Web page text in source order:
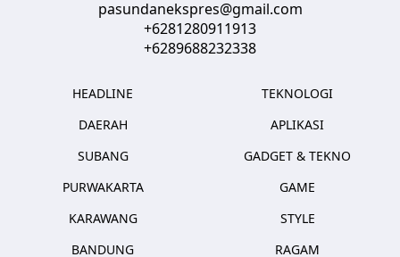
pasundanekspres@gmail.com
+6281280911913
+6289688232338
HEADLINE
DAERAH
SUBANG
PURWAKARTA
KARAWANG
BANDUNG
TEKNOLOGI
APLIKASI
GADGET & TEKNO
GAME
STYLE
RAGAM